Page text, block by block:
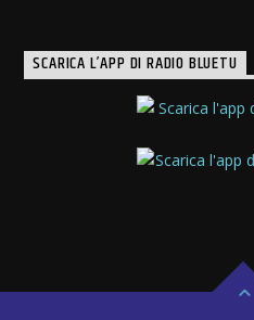
SCARICA L’APP DI RADIO BLUETU